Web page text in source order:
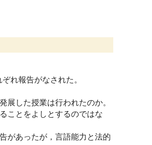
れ報告がなされた。
した授業は行われたのか。
ことをよしとするのではな
があったが，言語能力と法的